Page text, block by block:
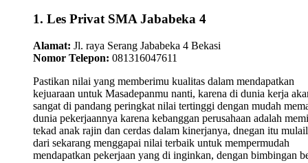
1. Les Privat SMA Jababeka 4
Alamat: Jl. raya Serang Jababeka 4 Bekasi
Nomor Telepon: 081316047611
Pastikan nilai yang memberimu kualitas dalam mendapatkan
kejuaraan untuk Masadepanmu nanti, karena di dunia kerja
sangat di pandang peringkat nilai tertinggi dengan mudah
dunia pekerjaannya karena kebanggan perusahaan adalah
tekad anak rajin dan cerdas dalam kinerjanya, dnegan itu
dari sekarang menggapai nilai terbaik untuk mempermudah
mendapatkan pekerjaan yang di inginkan, dengan bimbingan